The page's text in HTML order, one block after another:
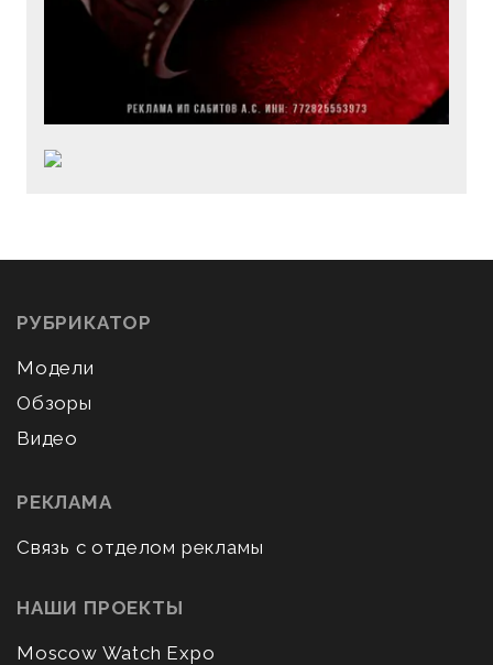
РУБРИКАТОР
Модели
Обзоры
Видео
РЕКЛАМА
Связь с отделом рекламы
НАШИ ПРОЕКТЫ
Moscow Watch Expo